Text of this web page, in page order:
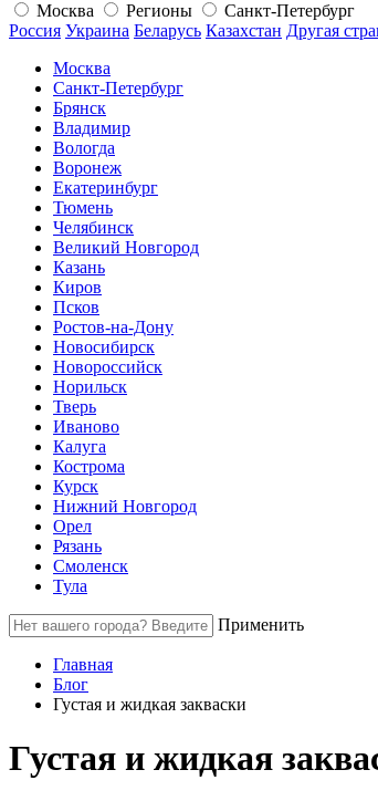
Москва
Регионы
Санкт-Петербург
Россия Украина Беларусь Казахстан Другая
Москва
Санкт-Петербург
Брянск
Владимир
Вологда
Воронеж
Екатеринбург
Тюмень
Челябинск
Великий Новгород
Казань
Киров
Псков
Ростов-на-Дону
Новосибирск
Новороссийск
Норильск
Тверь
Иваново
Калуга
Кострома
Курск
Нижний Новгород
Орел
Рязань
Смоленск
Тула
Применить
Главная
Блог
Густая и жидкая закваски
Густая и жидкая